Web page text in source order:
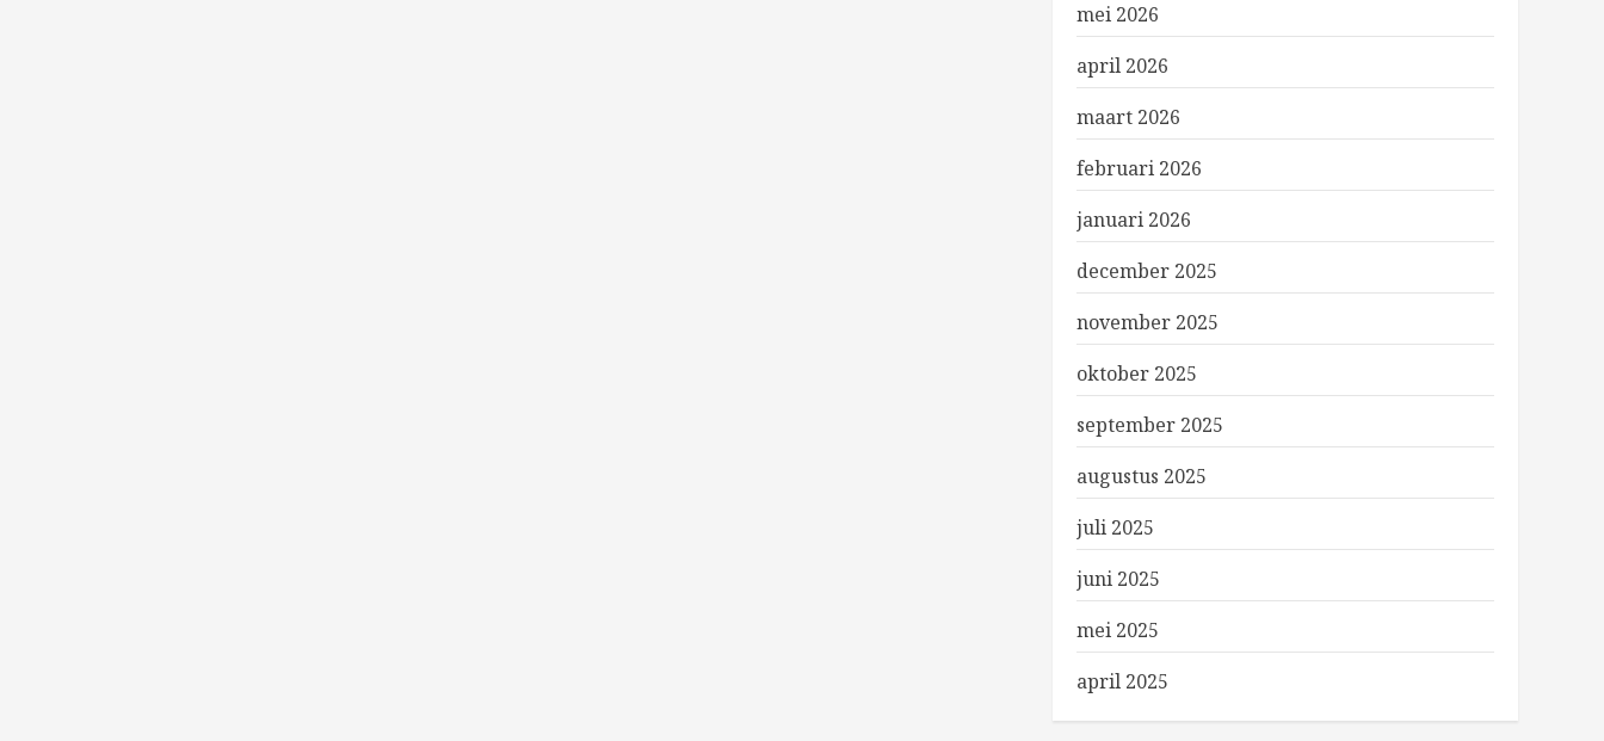
mei 2026
april 2026
maart 2026
februari 2026
januari 2026
december 2025
november 2025
oktober 2025
september 2025
augustus 2025
juli 2025
juni 2025
mei 2025
april 2025